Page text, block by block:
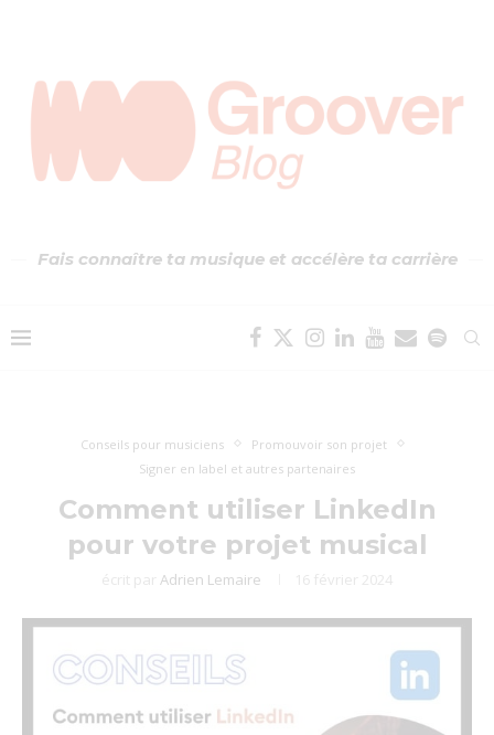
Fais connaître ta musique et accélère ta carrière
Conseils pour musiciens
Promouvoir son projet
Signer en label et autres partenaires
Comment utiliser LinkedIn
pour votre projet musical
écrit par Adrien Lemaire 16 février 2024